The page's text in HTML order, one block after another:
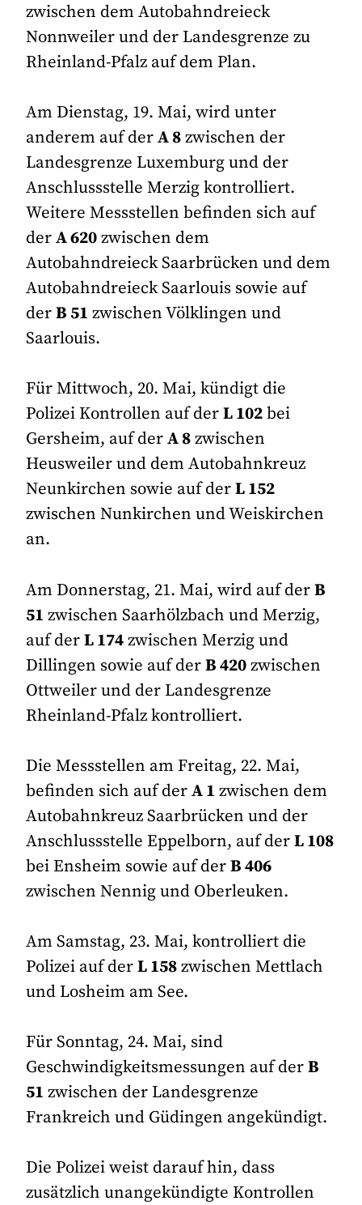
zwischen dem Autobahndreieck
Nonnweiler und der Landesgrenze zu
Rheinland-Pfalz auf dem Plan.
Am Dienstag, 19. Mai, wird unter
anderem auf derA 8zwischen der
Landesgrenze Luxemburg und der
Anschlussstelle Merzig kontrolliert.
Weitere Messstellen befinden sich auf
derA 620zwischen dem
Autobahndreieck Saarbrücken und dem
Autobahndreieck Saarlouis sowie auf
derB 51 zwischen Völklingen und
Saarlouis.
Für Mittwoch, 20. Mai, kündigt die
Polizei Kontrollen auf derL 102bei
Gersheim, auf derA 8zwischen
Heusweiler und dem Autobahnkreuz
Neunkirchen sowie auf derL 152
zwischen Nunkirchen und Weiskirchen
an.
Am Donnerstag, 21. Mai, wird auf derB
51 zwischen Saarhölzbach und Merzig,
auf derL 174zwischen Merzig und
Dillingen sowie auf derB 420zwischen
Ottweiler und der Landesgrenze
Rheinland-Pfalz kontrolliert.
Die Messstellen am Freitag, 22. Mai,
befinden sich auf derA 1 zwischen dem
Autobahnkreuz Saarbrücken und der
Anschlussstelle Eppelborn, auf derL 108
bei Ensheim sowie auf derB 406
zwischen Nennig und Oberleuken.
Am Samstag, 23. Mai, kontrolliert die
Polizei auf derL 158zwischen Mettlach
und Losheim am See.
Für Sonntag, 24. Mai, sind
Geschwindigkeitsmessungen auf derB
51 zwischen der Landesgrenze
Frankreich und Güdingen angekündigt.
Die Polizei weist darauf hin, dass
zusätzlich unangekündigte Kontrollen